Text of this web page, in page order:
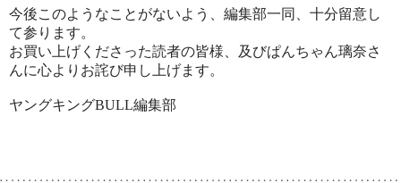
今後このようなことがないよう、編集部一同、十分留意し
て参ります。
お買い上げくださった読者の皆様、及びぱんちゃん璃奈さ
んに心よりお詫び申し上げます。
ヤングキングBULL編集部